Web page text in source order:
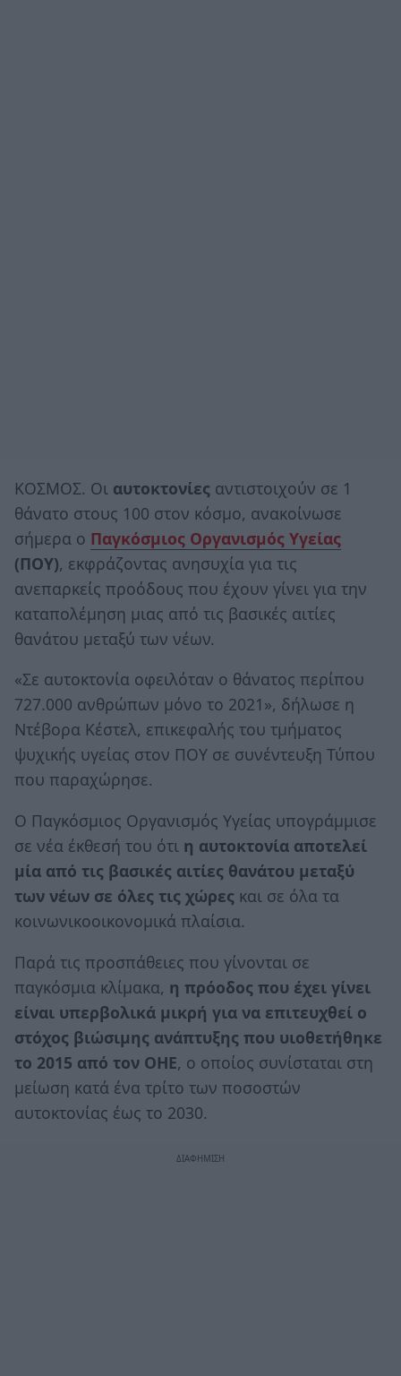
ΚΟΣΜΟΣ. Οι αυτοκτονίες αντιστοιχούν σε 1
θάνατο στους 100 στον κόσμο, ανακοίνωσε
σήμερα ο Παγκόσμιος Οργανισμός Υγείας
(ΠΟΥ), εκφράζοντας ανησυχία για τις
ανεπαρκείς προόδους που έχουν γίνει για την
καταπολέμηση μιας από τις βασικές αιτίες
θανάτου μεταξύ των νέων.
«Σε αυτοκτονία οφειλόταν ο θάνατος περίπου
727.000 ανθρώπων μόνο το 2021», δήλωσε η
Ντέβορα Κέστελ, επικεφαλής του τμήματος
ψυχικής υγείας στον ΠΟΥ σε συνέντευξη Τύπου
που παραχώρησε.
Ο Παγκόσμιος Οργανισμός Υγείας υπογράμμισε
σε νέα έκθεσή του ότι η αυτοκτονία αποτελεί
μία από τις βασικές αιτίες θανάτου μεταξύ
των νέων σε όλες τις χώρες και σε όλα τα
κοινωνικοοικονομικά πλαίσια.
Παρά τις προσπάθειες που γίνονται σε
παγκόσμια κλίμακα, η πρόοδος που έχει γίνει
είναι υπερβολικά μικρή για να επιτευχθεί ο
στόχος βιώσιμης ανάπτυξης που υιοθετήθηκε
το 2015 από τον ΟΗΕ, ο οποίος συνίσταται στη
μείωση κατά ένα τρίτο των ποσοστών
αυτοκτονίας έως το 2030.